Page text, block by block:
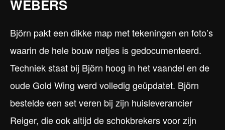
WEBERS
Björn pakt een dikke map met tekeningen en foto’s
waarin de hele bouw netjes is gedocumenteerd.
Techniek staat bij Björn hoog in het vaandel en de
oude Gold Wing werd volledig geüpdatet. Björn
bestelde een set veren bij zijn huisleverancier
Reiger, die ook altijd de schokbrekers voor zijn